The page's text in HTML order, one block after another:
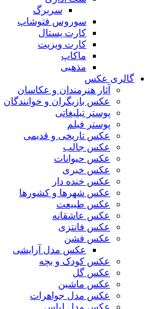
سربرگ
سوروس فتوشاپ
کارت پستال
کارت ویزیت
ماکاپ
مذهبی
گالری عکس
آثار هنرمندان و عکاسان
عکس بازیگران و خوانندگان
پوستر تبلیغاتی
پوستر فیلم
عکس تاریخی و قدیمی
عکس جالب
عکس حیوانات
عکس خبری
عکس خنده دار
عکس شهرها و کشورها
عکس طبیعت
عکس عاشقانه
عکس فانتزی
عکس فشن
عکس مدل آرایشی
عکس کودک و بچه
عکس گل
عکس ماشین
عکس مدل جواهرات
عکس مدل لباس